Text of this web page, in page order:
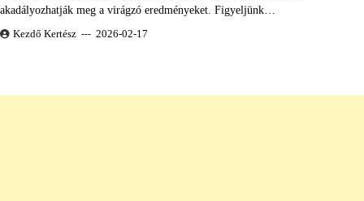
akadályozhatják meg a virágzó eredményeket. Figyeljünk…
Kezdő Kertész 2026-02-17